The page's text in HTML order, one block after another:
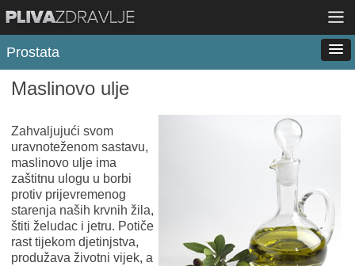
Prostata
Maslinovo ulje
Zahvaljujući svom
uravnoteženom sastavu,
maslinovo ulje ima
zaštitnu ulogu u borbi
protiv prijevremenog
starenja naših krvnih žila,
štiti želudac i jetru. Potiče
rast tijekom djetinjstva,
produžava životni vijek, a